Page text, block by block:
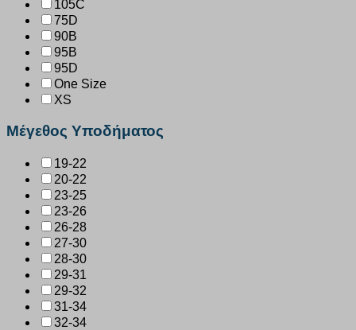
105C
75D
90B
95B
95D
One Size
XS
Μέγεθος Υποδήματος
19-22
20-22
23-25
23-26
26-28
27-30
28-30
29-31
29-32
31-34
32-34